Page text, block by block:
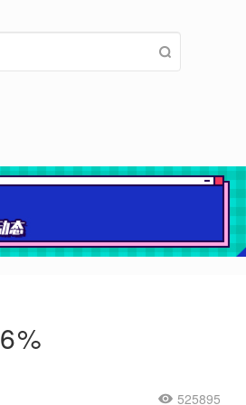
525895